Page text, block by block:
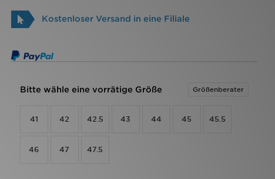
Kostenloser Versand in eine Filiale
Bitte wähle eine vorrätige Größe Größenberater
41 42 42.5 43 44 45 45.5
46 47 47.5